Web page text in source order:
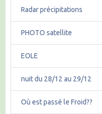
Radar précipitations
PHOTO satellite
EOLE
nuit du 28/12 au 29/12
Où est passé le Froid??